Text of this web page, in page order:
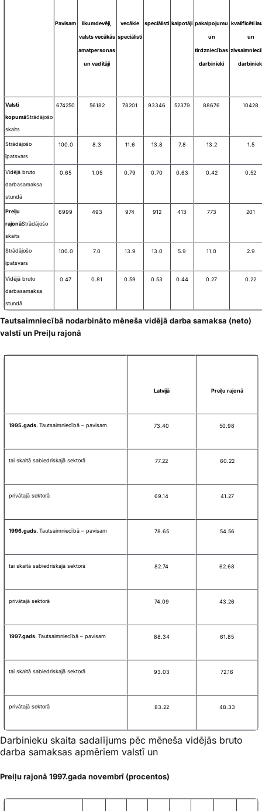
Pavisam likumdevēji,
valsts vecākās
amatpersonas
un vadītāji
vecākie
speciālisti
speciālisti kalpotāji pakalpojumu
un
tirdzniecības
darbinieki
kvalificēti
un
Valstī
kopumāStrādājošo
skaits
674250 56182 78201 93346 52379 88676 10428
Strādājošo
īpatsvars
100.0 8.3 11.6 13.8 7.8 13.2 1.5
Vidējā bruto
darbasamaksa
stundā
0.65 1.05 0.79 0.70 0.63 0.42 0.52
Preiļu
rajonāStrādājošo
skaits
6999 493 974 912 413 773 201
Strādājošo
īpatsvars
100.0 7.0 13.9 13.0 5.9 11.0 2.9
Vidējā bruto
darbasamaksa
stundā
0.47 0.81 0.59 0.53 0.44 0.27 0.22
Tautsaimniecībā nodarbināto mēneša vidējā darba samaksa (neto)
valstī un Preiļu rajonā
Latvijā Preiļu rajonā
1995.gads. Tautsaimniecībā – pavisam 73.40 50.98
tai skaitā sabiedriskajā sektorā 77.22 60.22
privātajā sektorā 69.14 41.27
1996.gads. Tautsaimniecībā – pavisam 78.65 54.56
tai skaitā sabiedriskajā sektorā 82.74 62.68
privātajā sektorā 74.09 43.26
1997.gads. Tautsaimniecībā – pavisam 88.34 61.85
tai skaitā sabiedriskajā sektorā 93.03 72.16
privātajā sektorā 83.22 48.33
Darbinieku skaita sadalījums pēc mēneša vidējās bruto
darba samaksas apmēriem valstī un
Preiļu rajonā 1997.gada novembrī (procentos)